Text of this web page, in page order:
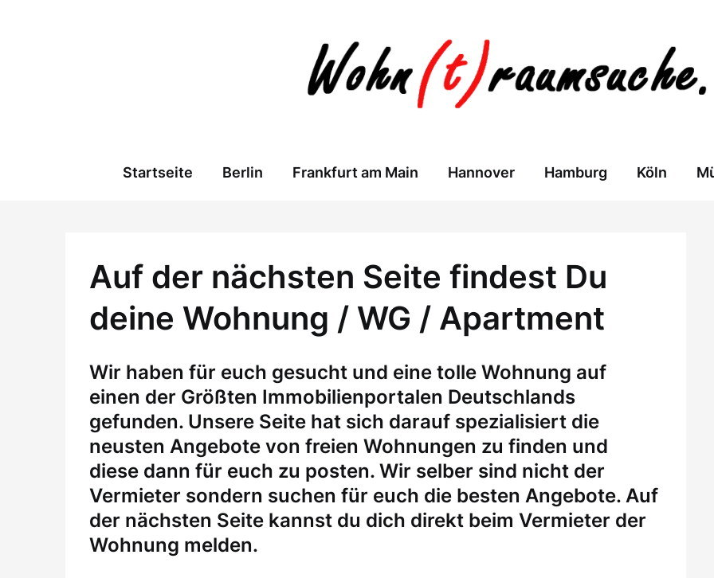
Startseite Berlin Frankfurt am Main Hannover Hamburg Köln
Auf der nächsten Seite findest Du
deine Wohnung / WG / Apartment
Wir haben für euch gesucht und eine tolle Wohnung auf
einen der Größten Immobilienportalen Deutschlands
gefunden. Unsere Seite hat sich darauf spezialisiert die
neusten Angebote von freien Wohnungen zu finden und
diese dann für euch zu posten. Wir selber sind nicht der
Vermieter sondern suchen für euch die besten Angebote. Auf
der nächsten Seite kannst du dich direkt beim Vermieter der
Wohnung melden.